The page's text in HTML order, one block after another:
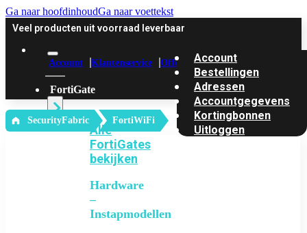
Ga naar hoofdinhoudGa naar voettekst
Veel producten uit voorraad leverbaar
Account Klantenservice Offerte
FortiGate
Alle
FortiGates
bekijken
Hardware
–
Instapmodellen
Account
Bestellingen
Adressen
Accountgegevens
Kortingbonnen
Uitloggen
‎ SecurityFabric FortiWiFi